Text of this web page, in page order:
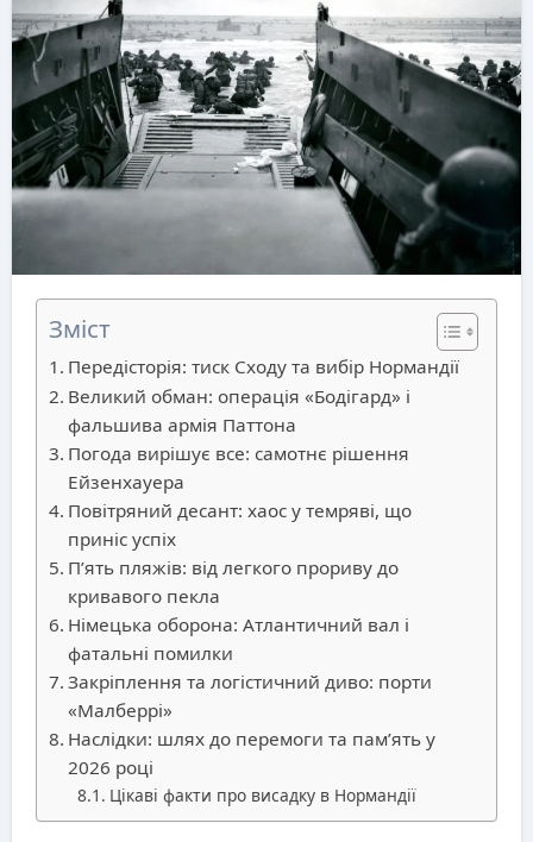
Зміст
Передісторія: тиск Сходу та вибір Нормандії
Великий обман: операція «Бодігард» і
фальшива армія Паттона
Погода вирішує все: самотнє рішення
Ейзенхауера
Повітряний десант: хаос у темряві, що
приніс успіх
П’ять пляжів: від легкого прориву до
кривавого пекла
Німецька оборона: Атлантичний вал і
фатальні помилки
Закріплення та логістичний диво: порти
«Малберрі»
Наслідки: шлях до перемоги та пам’ять у
2026 році
Цікаві факти про висадку в Нормандії